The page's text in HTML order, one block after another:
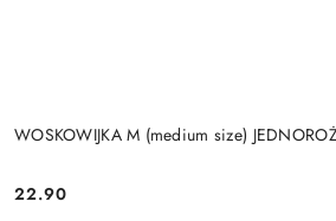
WOSKOWIJKA M (medium size)
Cena:
22.90